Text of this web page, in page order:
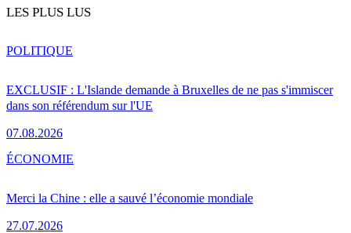
LES PLUS LUS
EXCLUSIF : L'Islande demande à Bruxelles de ne pas s'immiscer
dans son référendum sur l'UE
07.08.2026
POLITIQUE
Merci la Chine : elle a sauvé l’économie mondiale
27.07.2026
ÉCONOMIE